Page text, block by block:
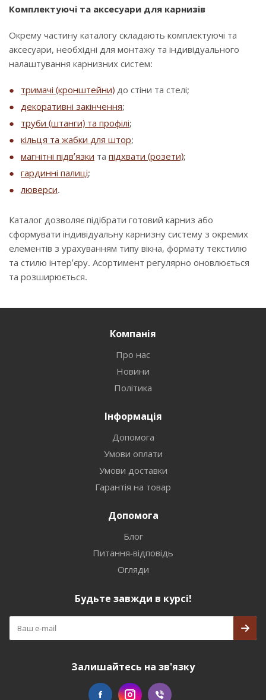
Комплектуючі та аксесуари для карнизів
Окрему частину каталогу складають комплектуючі та
аксесуари, необхідні для монтажу та індивідуального
налаштування карнизних систем:
тримачі (кронштейни) до стіни та стелі;
декоративні закінчення;
труби (штанги) та профілі;
кільця та жабки для штор;
магнітні підв’язки та підхвати (розети);
гардинні палиці;
люверси.
Каталог дозволяє підібрати готовий карниз або
сформувати індивідуальну карнизну систему з окремих
елементів з урахуванням типу вікна, формату текстилю
та стилю інтер’єру. Асортимент регулярно оновлюється
та розширюється.
Компанія
Про нас
Новини
Політика
Інформація
Допомога
Умови оплати
Умови доставки
Гарантія на товар
Допомога
Блог
Питання-відповідь
Огляди
Будьте завжди в курсі!
Залишайтесь на зв'язку